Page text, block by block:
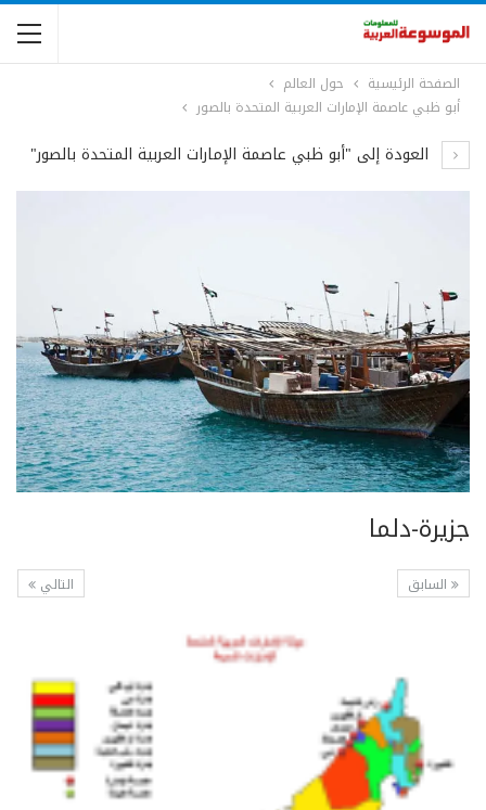
الصفحة الرئيسية
حول العالم
أبو ظبي عاصمة الإمارات العربية المتحدة بالصور
العودة إلى "أبو ظبي عاصمة الإمارات العربية المتحدة بالصور"
جزيرة-دلما
التالي السابق